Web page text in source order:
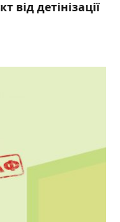
від детінізації